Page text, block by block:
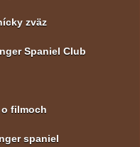
zväz
Spaniel Club
filmoch
spaniel